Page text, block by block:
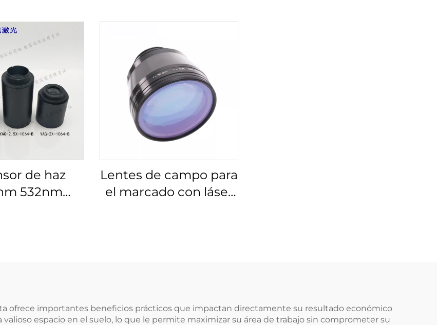
de haz
532nm
Lentes de campo para
el marcado con láser
ofrece importantes beneficios prácticos que impactan directamente su resultado económico
espacio en el suelo, lo que le permite maximizar su área de trabajo sin comprometer su